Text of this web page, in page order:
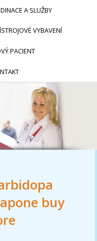
buy
A SLUŽBY
VYBAVENÍ
PACIENT